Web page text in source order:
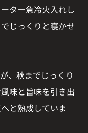
ター急冷火入れし
じっくりと寝かせ
、秋までじっくり
味と旨味を引き出
と熟成していま